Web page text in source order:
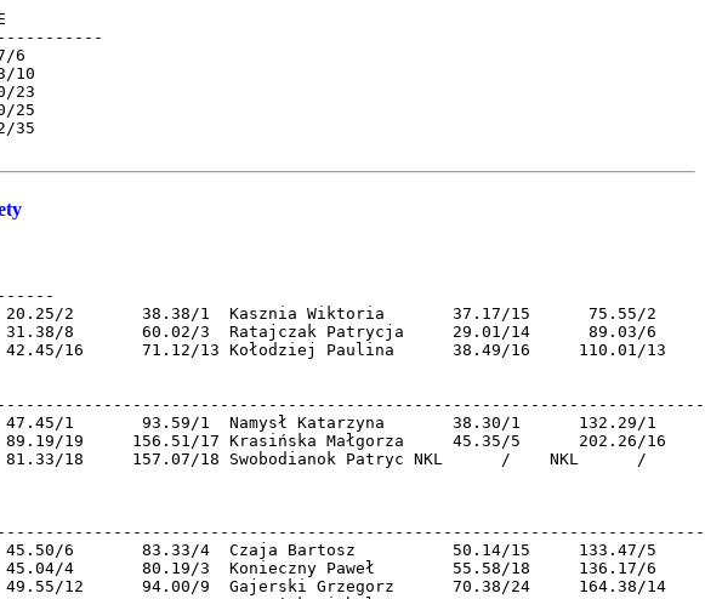
2.E
6
10
23
25
35
2       38.38/1  Kasznia Wiktoria       37.17/15      75.55/2
8       60.02/3  Ratajczak Patrycja     29.01/14      89.03/6
16      71.12/13 Kołodziej Paulina      38.49/16     110.01/13
1       93.59/1  Namysł Katarzyna       38.30/1      132.29/1
19     156.51/17 Krasińska Małgorza     45.35/5      202.26/16
18     157.07/18 Swobodianok Patryc NKL      /    NKL      /
6       83.33/4  Czaja Bartosz          50.14/15     133.47/5
4       80.19/3  Konieczny Paweł        55.58/18     136.17/6
12      94.00/9  Gajerski Grzegorz      70.38/24     164.38/14